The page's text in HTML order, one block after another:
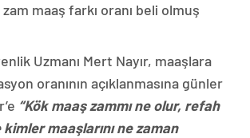
zam maaş farkı oranı beli olmuş
Uzmanı Mert Nayır, maaşlara
oranının açıklanmasına günler
“Kök maaş zammı ne olur, refah
kimler maaşlarını ne zaman